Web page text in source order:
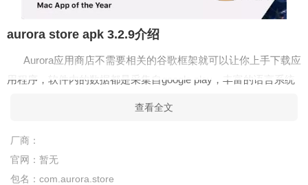
aurora store apk 3.2.9介绍
Aurora应用商店不需要相关的谷歌框架就可以让你上手下载应
用程序，软件内的数据都是采集自google play，丰富的语言系统
aurora store apk 3.2.9亮点
查看全文
厂商：
官网： 暂无
包名： com.aurora.store